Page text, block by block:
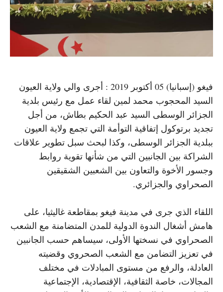
فيغو (إسبانيا) 05 أكتوبر 2019 : أجرى والي ولاية العيون
السيد المحجوب محمد لمين لقاء عمل مع رئيس بلدية
الجزائر الوسطى السيد عبد الحكيم بطاش، من أجل
تجديد برتوكول إتفاقية التوأمة التي تجمع ولاية العيون
ببلدية الجزائر الوسطى، وكذا لبحث سبل تطوير علاقات
الشراكة بين الجانبين التي من شأنها تقوية روابط
وجسور الأخوة والتعاون بين الشعبين الشقيقين
الصحراوي والجزائري.
اللقاء الذي جرى في مدينة فيغو بمقاطعة غاليثيا، على
هامش أشغال الندوة الدولية للمدن المتضامنة مع الشعب
الصحراوي في نسختها الأولى، سيساهم حسب الجانبين
في تعزيز التضامن مع الشعب الصحروي وقضيته
العادلة، والرفع من مستوى المبادلات في مختلف
المجالات، خاصة الثقافية، الإقتصادية، الإجتماعية